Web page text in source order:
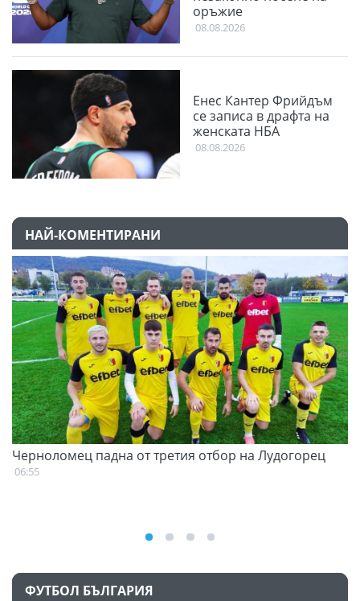
оръжие
08.08.2026
Енес Кантер Фрийдъм
се записа в драфта на
женската НБА
08.08.2026
НАЙ-КОМЕНТИРАНИ
Черноломец падна от третия отбор на Лудогорец
06:55
ФУТБОЛ БЪЛГАРИЯ